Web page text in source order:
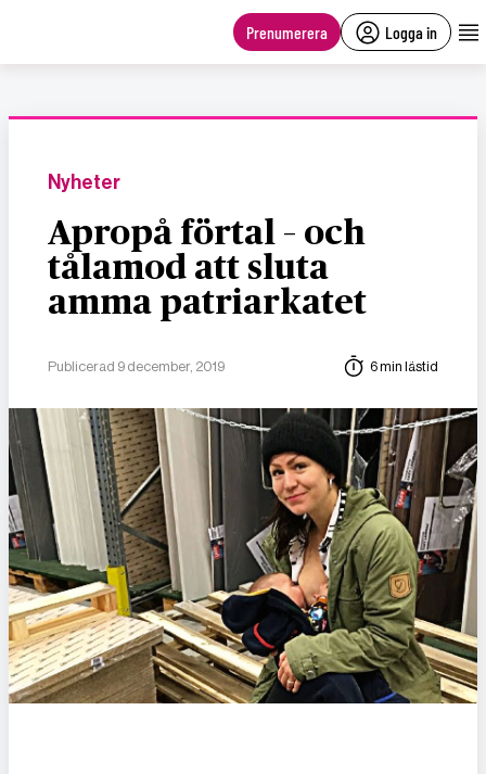
Prenumerera Logga in
Nyheter
Apropå förtal – och
tålamod att sluta
amma patriarkatet
Publicerad 9 december, 2019 6 min lästid